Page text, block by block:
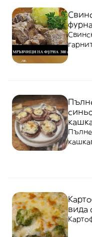
вида